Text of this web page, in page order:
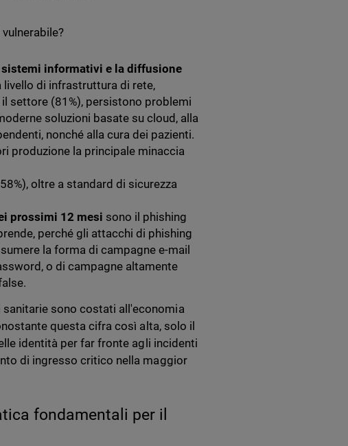
informativi e la diffusione
livello di infrastruttura di rete,
settore (81%), persistono problemi
soluzioni basate su cloud, alla
nonché alla cura dei pazienti.
produzione la principale minaccia
oltre a standard di sicurezza
prossimi 12 mesi sono il phishing
perché gli attacchi di phishing
la forma di campagne e-mail
o di campagne altamente
sono costati all'economia
questa cifra così alta, solo il
identità per far fronte agli incidenti
di ingresso critico nella maggior
fondamentali per il